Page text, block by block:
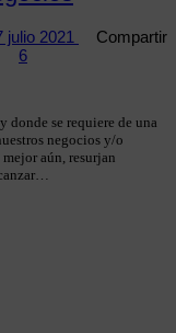
julio 2021
Compartir
6
donde se requiere de una
negocios y/o
aún, resurjan